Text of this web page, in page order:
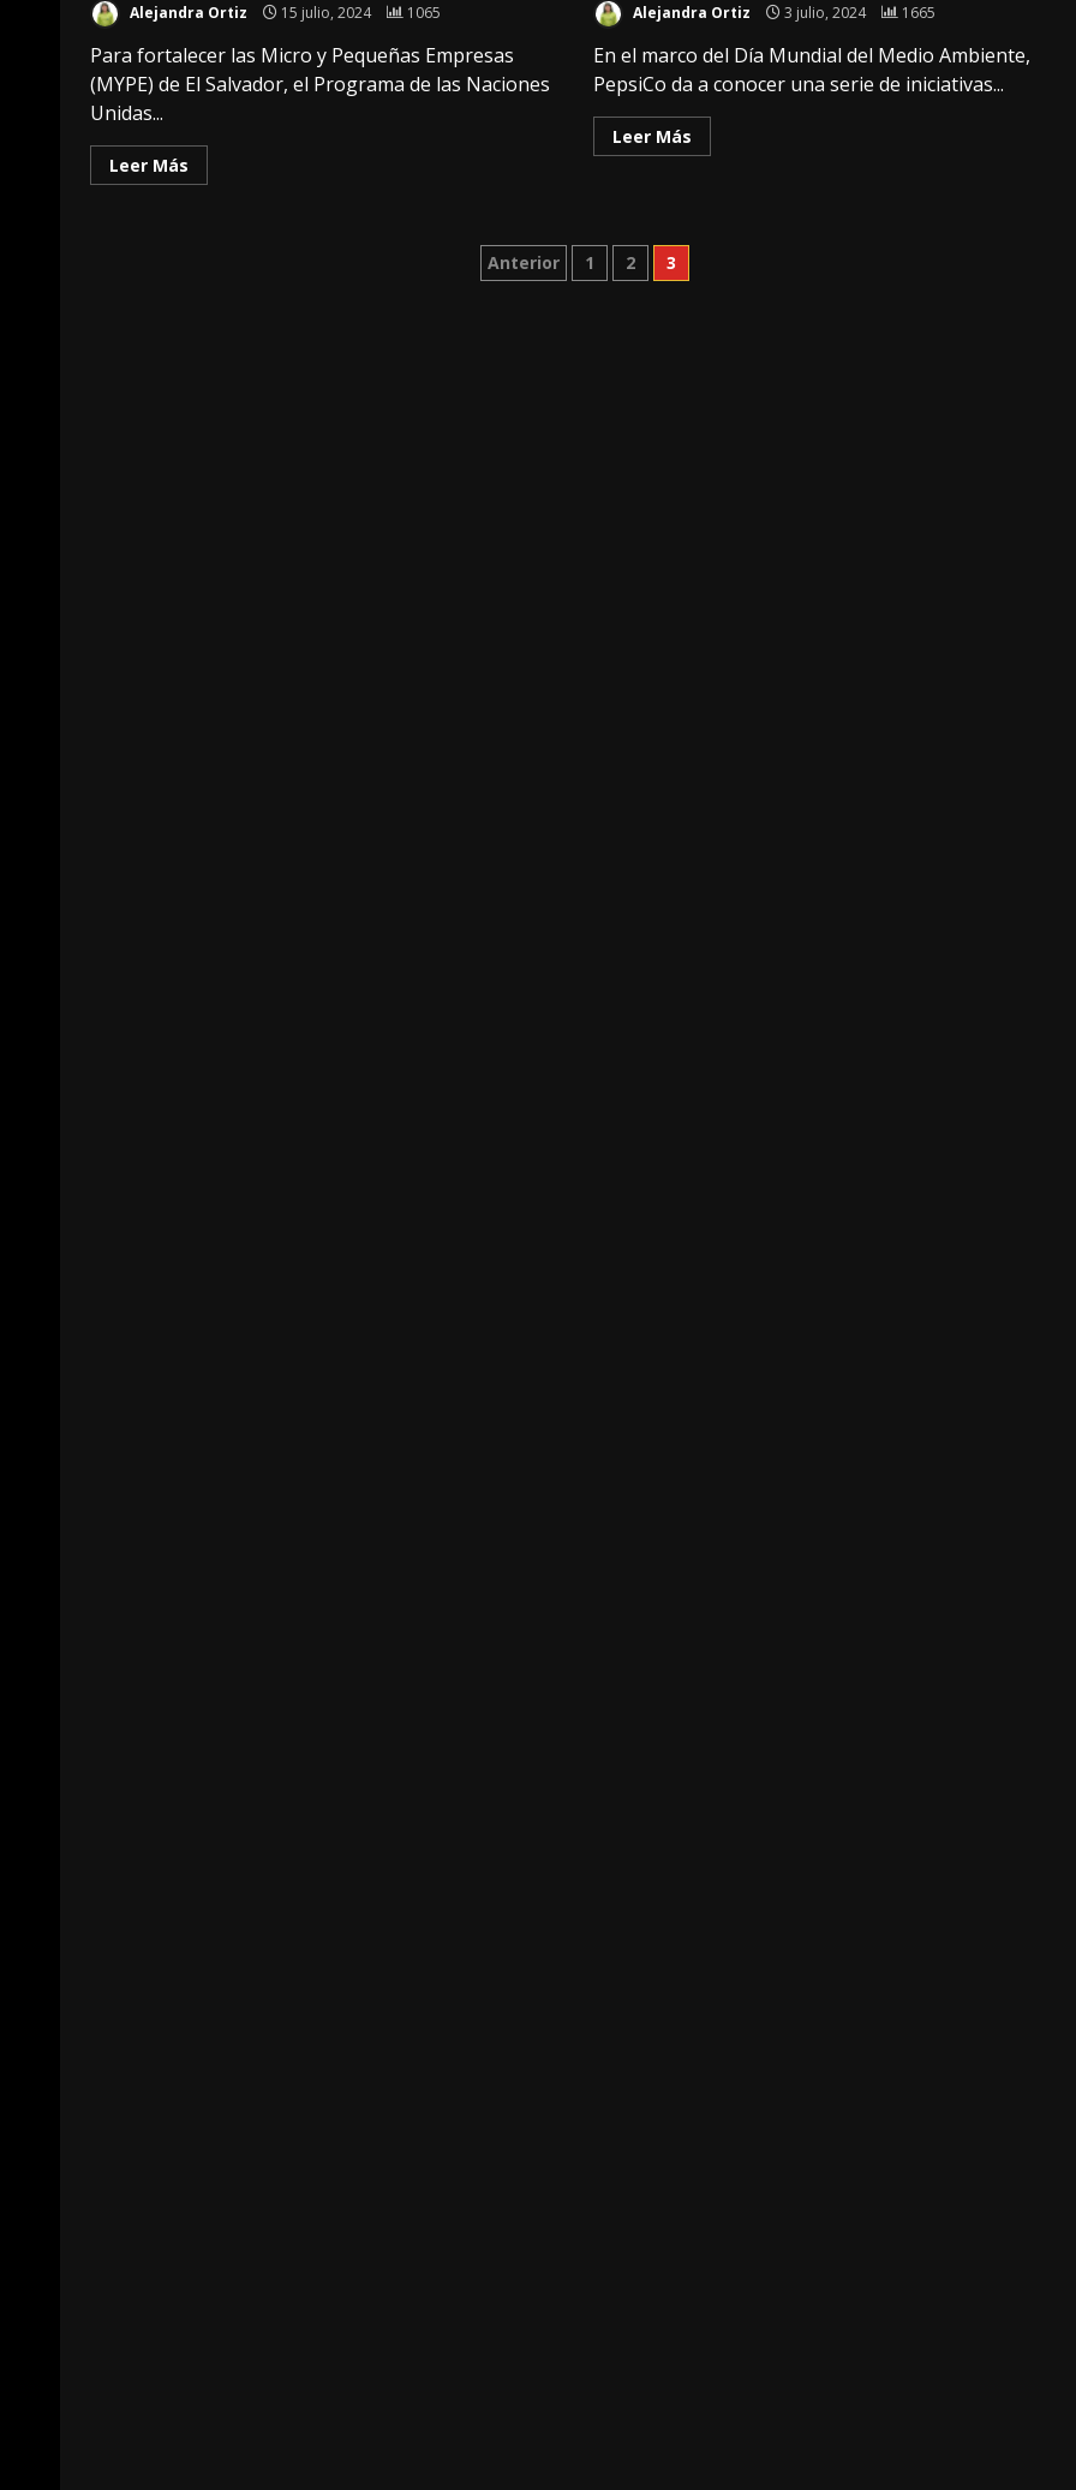
Alejandra Ortiz 15 julio, 2024 1065
Para fortalecer las Micro y Pequeñas Empresas
(MYPE) de El Salvador, el Programa de las Naciones
Unidas...
Leer Más
Alejandra Ortiz 3 julio, 2024 1665
En el marco del Día Mundial del Medio Ambiente,
PepsiCo da a conocer una serie de iniciativas...
Leer Más
Paginación
Anterior 1 2 3